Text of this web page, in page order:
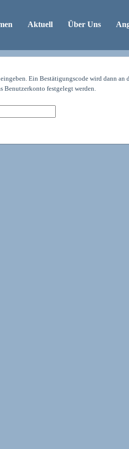
Aktuell Über Uns
Ein Bestätigungscode wird dann an
Benutzerkonto festgelegt werden.